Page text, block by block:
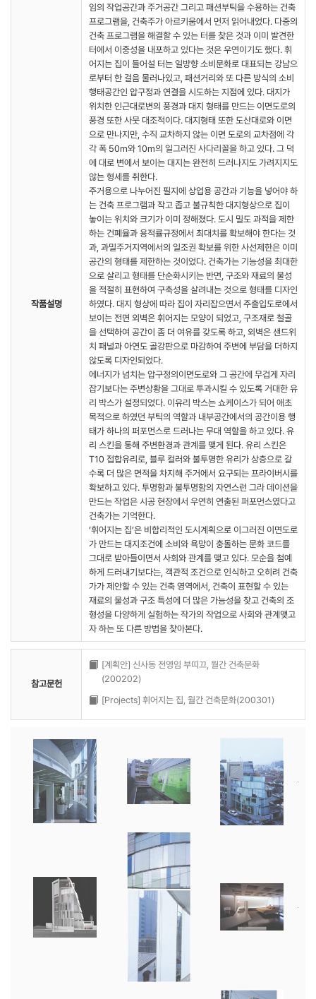
작품설명
임의 작업공간과 주거공간 그리고 패션부틱을 수용하는 건축
프로그램을, 건축주가 아르키움에서 먼저 읽어내었다. 다중의
건축 프로그램을 해결할 수 있는 터를 찾은 것과 이미 발견한
터에서 이중성을 내포하고 있다는 것은 우연이기도 했다. 휘
어지는 집이 들어설 터는 일방향 소비문화로 대표되는 강남으
로부터 한 걸음 물러나있고, 패션거리와 또 다른 방식의 소비
행태공간인 압구정과 연결을 시도하는 지점에 있다. 대지가
위치한 인근대로변의 풍경과 대지 형태를 만드는 이면도로의
풍경 또한 사뭇 대조적이다. 대지형태 또한 도산대로와 이면
으로 만나지만, 수직 교차하지 않는 이면 도로의 교차점에 각
각 폭 50m와 10m의 일그러진 사다리꼴을 하고 있다. 그 덕
에 대로 변에서 보이는 대지는 완전히 드러나지도 가려지지도
않는 형세를 취한다.
주거용으로 나누어진 필지에 상업용 공간과 기능을 넣어야 하
는 건축 프로그램과 작고 좁고 불규칙한 대지형상으로 집이
놓이는 위치와 크기가 이미 정해졌다. 도시 밀도 과적을 제한
하는 건폐율과 용적률규정에서 최대치를 확보해야 한다는 것
과, 과밀주거지역에서의 일조권 확보를 위한 사선제한은 이미
공간의 형태를 제한하는 것이었다. 건축가는 기능성을 최대한
으로 살리고 형태를 단순화시키는 반면, 구조와 재료의 물성
을 적절히 표현하여 구축성을 살려내는 것으로 형태를 디자인
하였다. 대지 형상에 따라 집이 자리잡으면서 주출입도로에서
보이는 전면 외벽은 휘어지는 모양이 되었고, 구조재로 철골
을 선택하여 공간이 좀 더 여유를 갖도록 하고, 외벽은 샌드위
치 패널과 아연도 골강판으로 마감하여 주변에 부담을 더하지
않도록 디자인되었다.
에너지가 넘치는 압구정의이면도로와 그 공간에 무겁게 자리
잡기보다는 주변상황을 그대로 투과시킬 수 있도록 거대한 유
리 박스가 설정되었다. 이유리 박스는 쇼케이스가 되어 애초
목적으로 하였던 부틱의 역할과 내부공간에서의 공간이용 행
태가 하나의 퍼포먼스로 드러나는 무대 역할을 하고 있다. 유
리 스킨을 통해 주변환경과 관계를 맺게 된다. 유리 스킨은
T10 접합유리로, 블루 컬러와 불투명한 유리가 상층으로 갈
수록 더 많은 면적을 차지해 주거에서 요구되는 프라이버시를
확보하고 있다. 투명함과 불투명함의 자연스런 그라 데이션을
만드는 작업은 시공 현장에서 우연히 연출된 퍼포먼스였다고
건축가는 기억한다.
‘휘어지는 집’은 비합리적인 도시계획으로 이그러진 이면도로
가 만드는 대지조건에 소비와 욕망이 충돌하는 문화 코드를
그대로 받아들이면서 사회와 관계를 맺고 있다. 모순을 첨예
하게 드러내기보다는, 객관적 조건으로 인식하고 오히려 건축
가가 제안할 수 있는 건축 영역에서, 건축이 표현할 수 있는
재료의 물성과 구조 특성에 더 많은 가능성을 찾고 건축의 조
형성을 다양하게 실험하는 작가의 작업으로 사회와 관계맺고
자 하는 또 다른 방법을 찾아본다.
참고문헌
[계획안] 신사동 전영임 부띠끄, 월간 건축문화
(200202)
[Projects] 휘어지는 집, 월간 건축문화(200301)